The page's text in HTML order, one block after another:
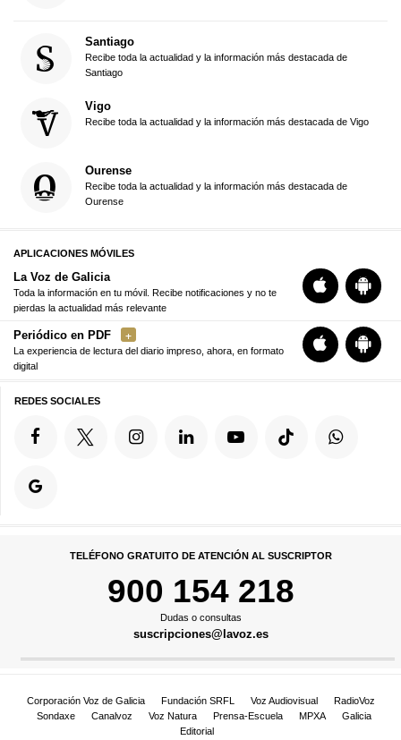
Santiago
Recibe toda la actualidad y la información más destacada de
Santiago
Vigo
Recibe toda la actualidad y la información más destacada de Vigo
Ourense
Recibe toda la actualidad y la información más destacada de
Ourense
APLICACIONES MÓVILES
La Voz de Galicia
Toda la información en tu móvil. Recibe notificaciones y no te
pierdas la actualidad más relevante
Periódico en PDF
La experiencia de lectura del diario impreso, ahora, en formato
digital
REDES SOCIALES
TELÉFONO GRATUITO DE ATENCIÓN AL SUSCRIPTOR
900 154 218
Dudas o consultas
suscripciones@lavoz.es
Corporación Voz de Galicia Fundación SRFL Voz Audiovisual
RadioVoz
Sondaxe
Canalvoz Voz Natura Prensa-Escuela MPXA
Galicia
Editorial